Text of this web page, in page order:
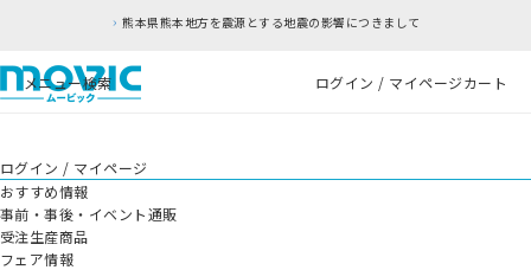
熊本県熊本地方を震源とする地震の影響につきまして
メニュー検索 ログイン / マイページカート
ログイン / マイページ
おすすめ情報
事前・事後・イベント通販
受注生産商品
フェア情報